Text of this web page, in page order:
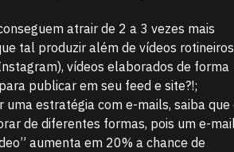
atrair de 2 a 3 vezes mais
tal produzir além de vídeos rotineiros
vídeos elaborados de forma
publicar em seu feed e site?!;
uma estratégia com e-mails, saiba que
de diferentes formas, pois um e-
aumenta em 20% a chance de